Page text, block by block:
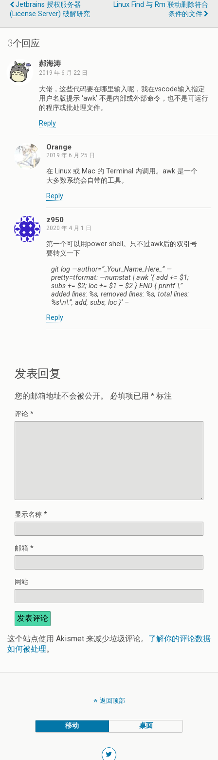
Jetbrains 授权服务器
(License Server) 破解研究
Linux Find 与 Rm 联动删除符合
条件的文件
3个回应
郝海涛
2019 年 6 月 22 日
大佬，这些代码要在哪里输入呢，我在vscode输入指定
用户名版提示 ‘awk’ 不是内部或外部命令，也不是可运行
的程序或批处理文件。
Reply
Orange
2019 年 6 月 25 日
在 Linux 或 Mac 的 Terminal 内调用。awk 是一个
大多数系统会自带的工具。
Reply
z950
2020 年 4 月 1 日
第一个可以用power shell。只不过awk后的双引号
要转义一下
git log —author=“_Your_Name_Here_” —
pretty=tformat: —numstat | awk ‘{ add += $1;
subs += $2; loc += $1 – $2 } END { printf \”
added lines: %s, removed lines: %s, total lines:
%s\n\”, add, subs, loc }’ –
Reply
发表回复
您的邮箱地址不会被公开。 必填项已用 * 标注
评论 *
显示名称 *
邮箱 *
网站
这个站点使用 Akismet 来减少垃圾评论。 了解你的评论数据
如何被处理。
返回顶部
移动 桌面